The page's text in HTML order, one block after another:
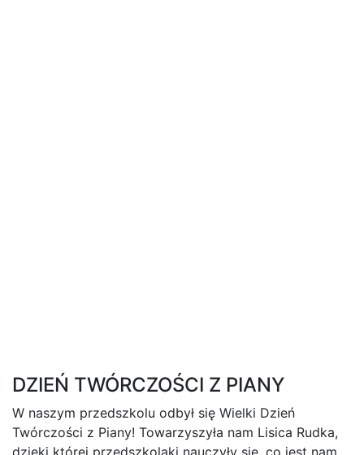
DZIEŃ TWÓRCZOŚCI Z PIANY
W naszym przedszkolu odbył się Wielki Dzień
Twórczości z Piany! Towarzyszyła nam Lisica Rudka,